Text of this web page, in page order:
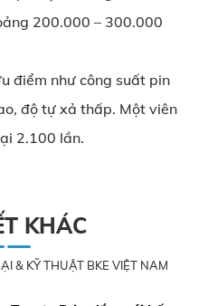
200.000 – 300.000
điểm như công suất pin
độ tự xả thấp. Một viên
2.100 lần.
KHÁC
& KỸ THUẬT BKE VIỆT NAM